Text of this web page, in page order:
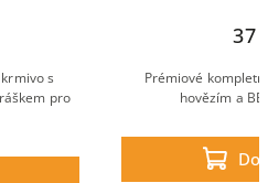
s
pro
37
Do
Prémiové
hovězím a